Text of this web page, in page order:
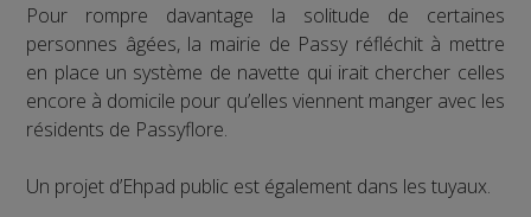
Pour rompre davantage la solitude de certaines
personnes âgées, la mairie de Passy réfléchit à mettre
en place un système de navette qui irait chercher celles
encore à domicile pour qu’elles viennent manger avec les
résidents de Passyflore.
Un projet d’Ehpad public est également dans les tuyaux.